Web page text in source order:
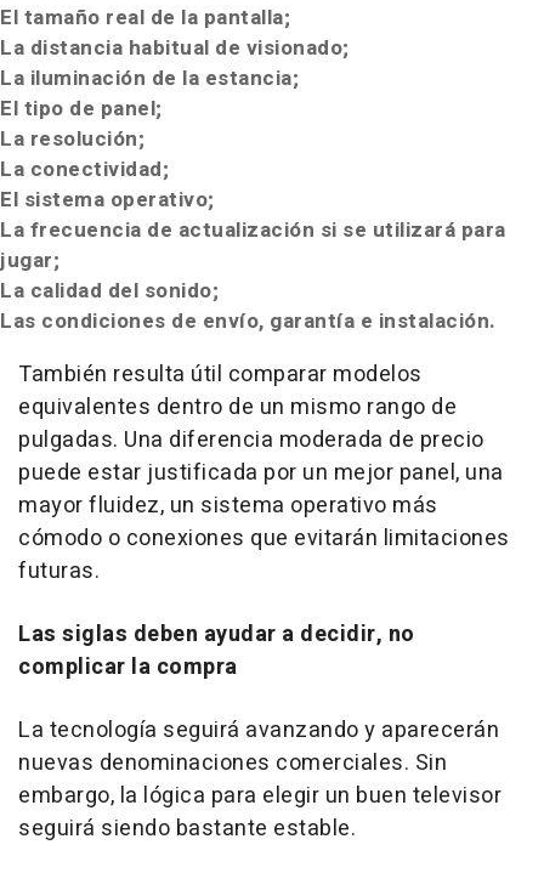
El tamaño real de la pantalla;
La distancia habitual de visionado;
La iluminación de la estancia;
El tipo de panel;
La resolución;
La conectividad;
El sistema operativo;
La frecuencia de actualización si se utilizará para
jugar;
La calidad del sonido;
Las condiciones de envío, garantía e instalación.
También resulta útil comparar modelos
equivalentes dentro de un mismo rango de
pulgadas. Una diferencia moderada de precio
puede estar justificada por un mejor panel, una
mayor fluidez, un sistema operativo más
cómodo o conexiones que evitarán limitaciones
futuras.
Las siglas deben ayudar a decidir, no
complicar la compra
La tecnología seguirá avanzando y aparecerán
nuevas denominaciones comerciales. Sin
embargo, la lógica para elegir un buen televisor
seguirá siendo bastante estable.